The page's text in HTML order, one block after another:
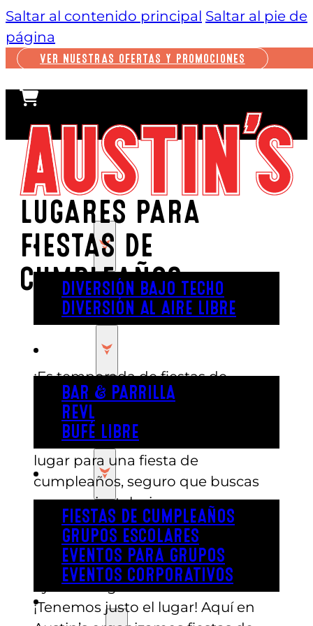
Saltar al contenido principal Saltar al pie de
página
VER NUESTRAS OFERTAS Y PROMOCIONES
JUGAR
DIVERSIÓN BAJO TECHO
DIVERSIÓN AL AIRE LIBRE
BAR & PARRILLA
REVL
BUFÉ LIBRE
FIESTA
FIESTAS DE CUMPLEAÑOS
GRUPOS ESCOLARES
EVENTOS PARA GRUPOS
EVENTOS CORPORATIVOS
LUGARES PARA
FIESTAS DE
CUMPLEAÑOS
¡Es temporada de fiestas de
cumpleaños! Es broma, siempre es
temporada de fiestas de
cumpleaños. Cuando buscas un
lugar para una fiesta de
cumpleaños, seguro que buscas
uno con instalaciones para
cualquier clima, comida deliciosa,
un montón de entretenimiento y
quizás incluso alguien que te
ayude a organizarlo todo.
¡Tenemos justo el lugar! Aquí en